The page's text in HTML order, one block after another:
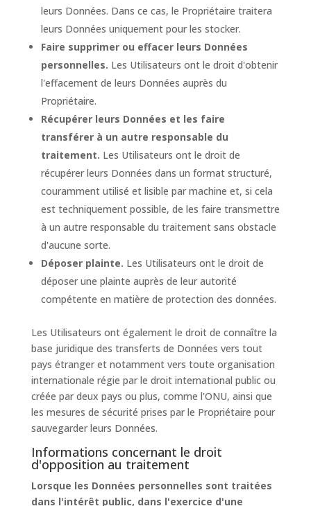
leurs Données. Dans ce cas, le Propriétaire traitera
leurs Données uniquement pour les stocker.
Faire supprimer ou effacer leurs Données
personnelles. Les Utilisateurs ont le droit d'obtenir
l'effacement de leurs Données auprès du
Propriétaire.
Récupérer leurs Données et les faire
transférer à un autre responsable du
traitement. Les Utilisateurs ont le droit de
récupérer leurs Données dans un format structuré,
couramment utilisé et lisible par machine et, si cela
est techniquement possible, de les faire transmettre
à un autre responsable du traitement sans obstacle
d'aucune sorte.
Déposer plainte. Les Utilisateurs ont le droit de
déposer une plainte auprès de leur autorité
compétente en matière de protection des données.
Les Utilisateurs ont également le droit de connaître la
base juridique des transferts de Données vers tout
pays étranger et notamment vers toute organisation
internationale régie par le droit international public ou
créée par deux pays ou plus, comme l'ONU, ainsi que
les mesures de sécurité prises par le Propriétaire pour
sauvegarder leurs Données.
Informations concernant le droit
d'opposition au traitement
Lorsque les Données personnelles sont traitées
dans l'intérêt public, dans l'exercice d'une